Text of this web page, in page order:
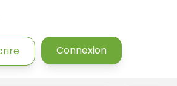
Connexion